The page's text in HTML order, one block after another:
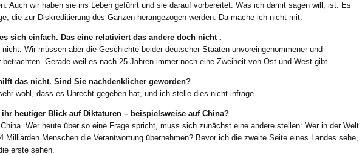
Auch wir haben sie ins Leben geführt und sie darauf vorbereitet. Was ich damit sagen will, ist: Es
die zur Diskreditierung des Ganzen herangezogen werden. Da mache ich nicht mit.
sich einfach. Das eine relativiert das andere doch nicht .
nicht. Wir müssen aber die Geschichte beider deutscher Staaten unvoreingenommener und
betrachten. Gerade weil es nach 25 Jahren immer noch eine Zweiheit von Ost und West gibt.
das nicht. Sind Sie nachdenklicher geworden?
wohl, dass es Unrecht gegeben hat, und ich stelle dies nicht infrage.
heutiger Blick auf Diktaturen – beispielsweise auf China?
Wer heute über so eine Frage spricht, muss sich zunächst eine andere stellen: Wer in der Welt
Milliarden Menschen die Verantwortung übernehmen? Bevor ich die zweite Seite eines Landes sehe,
erste sehen.